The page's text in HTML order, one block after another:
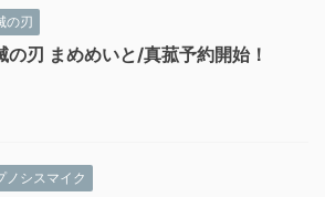
の刃
の刃 まめめいと/真菰予約開始！
ノシスマイク